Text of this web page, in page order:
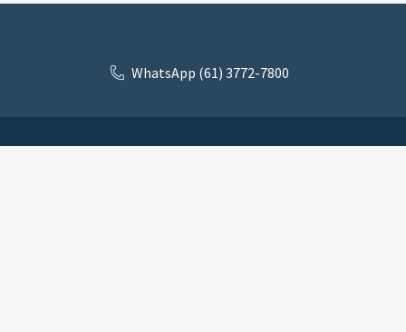
WhatsApp (61) 3772-7800